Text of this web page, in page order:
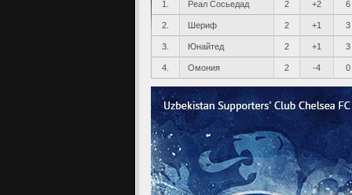
1. Реал Сосьедад 2 +2 6
2. Шериф 2 +1 3
3. Юнайтед 2 +1 3
4. Омония 2 -4 0